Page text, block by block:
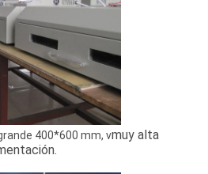
400*600 mm, vmuy alta